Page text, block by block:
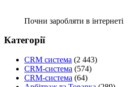
Почни заробляти в інтернеті
Категорії
CRM система (2 443)
CRM-система (574)
CRM-система (64)